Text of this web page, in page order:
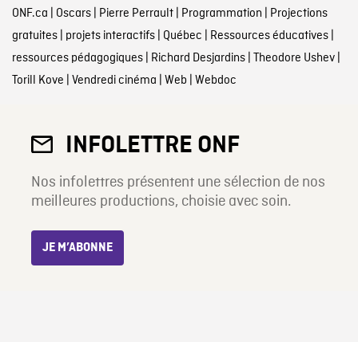
ONF.ca Oscars| Pierre Perrault| Programmation Projections
gratuites| projets interactifs| Québec Ressources éducatives|
ressources pédagogiques| Richard Desjardins| Theodore Ushev|
Torill Kove Vendredi cinéma Web Webdoc
INFOLETTRE ONF
Nos infolettres présentent une sélection de nos
meilleures productions, choisie avec soin.
JE M’ABONNE